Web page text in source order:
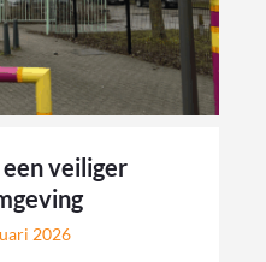
veiliger
2026